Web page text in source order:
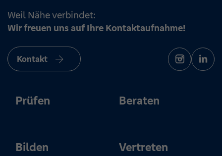
Weil Nähe verbindet:
Wir freuen uns auf Ihre Kontaktaufnahme!
Kontakt
Prüfen Beraten
Bilden Vertreten